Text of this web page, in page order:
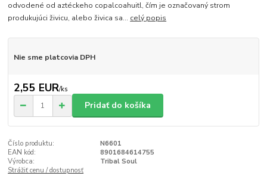
odvodené od aztéckeho copalcoahuitl, čím je označovaný strom
produkujúci živicu, alebo živica sa... celý popis
Nie sme platcovia DPH
2,55 EUR/ks
Pridať do košíka
Číslo produktu:
N6601
EAN kód:
8901684614755
Výrobca:
Tribal Soul
Strážiť cenu / dostupnosť